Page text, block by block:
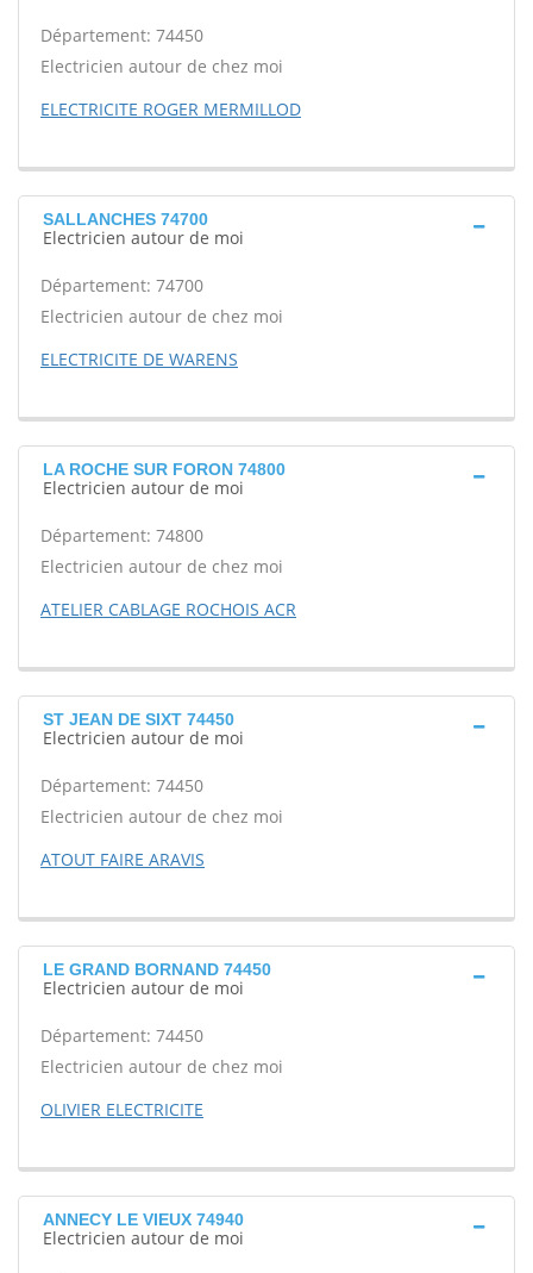
Département: 74450
Electricien autour de chez moi
ELECTRICITE ROGER MERMILLOD
SALLANCHES 74700
Electricien autour de moi
Département: 74700
Electricien autour de chez moi
ELECTRICITE DE WARENS
LA ROCHE SUR FORON 74800
Electricien autour de moi
Département: 74800
Electricien autour de chez moi
ATELIER CABLAGE ROCHOIS ACR
ST JEAN DE SIXT 74450
Electricien autour de moi
Département: 74450
Electricien autour de chez moi
ATOUT FAIRE ARAVIS
LE GRAND BORNAND 74450
Electricien autour de moi
Département: 74450
Electricien autour de chez moi
OLIVIER ELECTRICITE
ANNECY LE VIEUX 74940
Electricien autour de moi